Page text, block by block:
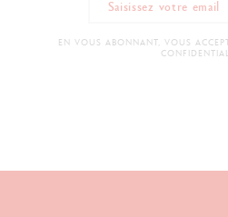
EN VOUS ABONNANT, VOUS